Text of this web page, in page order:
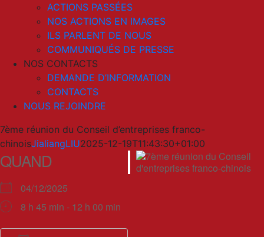
ACTIONS PASSÉES
NOS ACTIONS EN IMAGES
ILS PARLENT DE NOUS
COMMUNIQUÉS DE PRESSE
NOS CONTACTS
DEMANDE D’INFORMATION
CONTACTS
NOUS REJOINDRE
7ème réunion du Conseil d’entreprises franco-
chinoisJialiangLIU2025-12-19T11:43:30+01:00
QUAND
04/12/2025
8 h 45 min - 12 h 00 min